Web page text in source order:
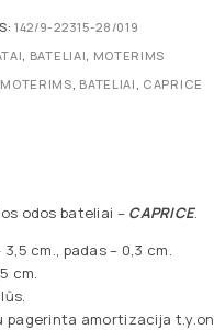
142/9-22315-28/019
BATELIAI MOTERIMS
MOTERIMS BATELIAI CAPRICE
odos bateliai – CAPRICE.
3,5 cm., padas – 0,3 cm.
cm.
pagerinta amortizacija t.y.on